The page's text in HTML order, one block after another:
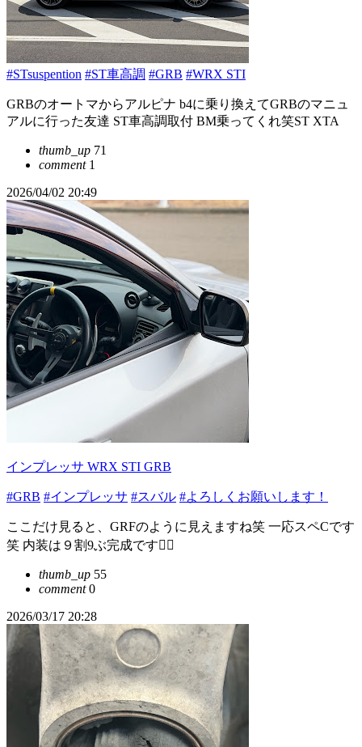
#STsuspention #ST車高調 #GRB #WRX STI
GRBのオートマからアルピナ b4に乗り換えてGRBのマニュ
アルに行った友達 ST車高調取付 BM乗ってくれ笑ST XTA
thumb_up 71
comment1
2026/04/02 20:49
インプレッサ WRX STI GRB
#GRB #インプレッサ #スバル #よろしくお願いします！
ここだけ見ると、GRFのように見えますね笑 一応スペCです
笑 内装は９割9ぶ完成です👍🏻
thumb_up 55
comment0
2026/03/17 20:28